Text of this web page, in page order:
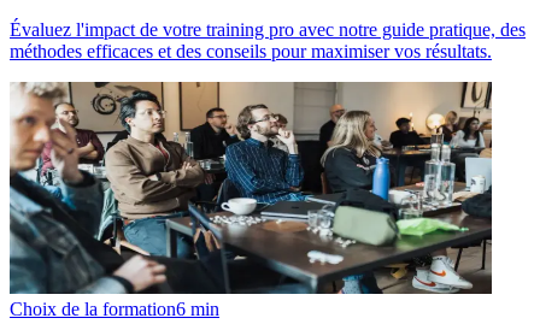
Évaluez l'impact de votre training pro avec notre guide pratique, des
méthodes efficaces et des conseils pour maximiser vos résultats.
Choix de la formation6 min